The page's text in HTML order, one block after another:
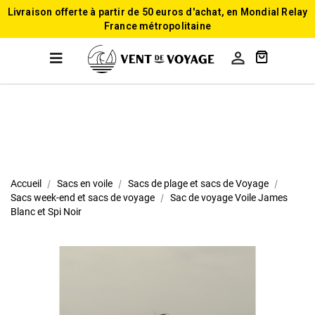
Livraison offerte à partir de 50 euros d'achat, en Mondial Relay
France métropolitaine

Accueil Sacs en voile
Sacs de plage et sacs de Voyage
Sacs week-end et sacs de voyage
Sac de voyage Voile James
Blanc et Spi Noir